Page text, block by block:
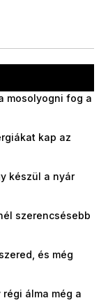
mosolyogni fog a
kap az
készül a nyár
szerencsésebb
és még
álma még a